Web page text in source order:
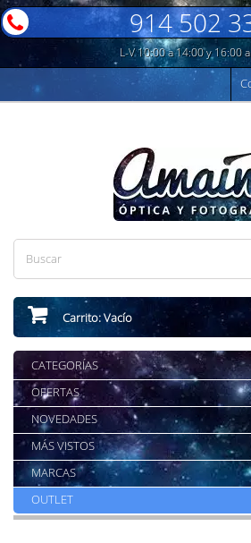
914 502
L-V 10:00 a 14:00 y 16:00
Carrito:Vacío
CATEGORÍAS
OFERTAS
NOVEDADES
MÁS VISTOS
MARCAS
OUTLET